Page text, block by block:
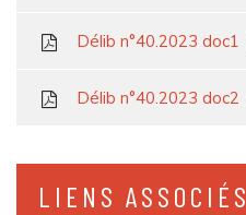
Délib n°40.2023 doc1
Délib n°40.2023 doc2
LIENS ASSOCIÉS